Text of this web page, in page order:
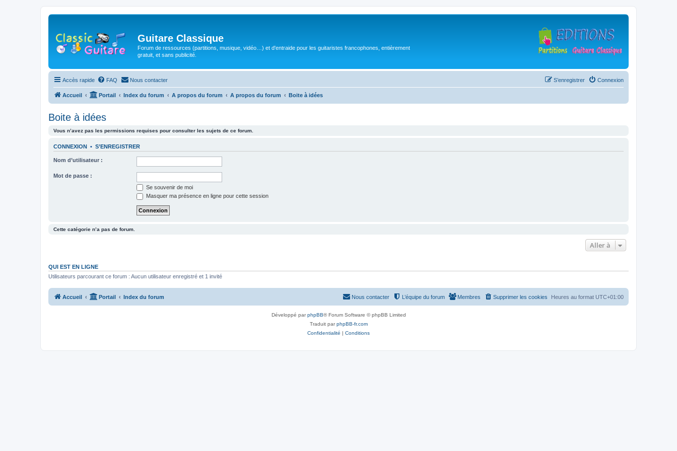
Guitare Classique
Forum de ressources (partitions, musique, vidéo…) et d'entraide pour les guitaristes francophones, entièrement
gratuit, et sans publicité.
Accès rapide FAQ Nous contacter Connexion
S’enregistrer
Accueil Portail Index du forum A propos du forum A propos du forum Boite à idées
Boite à idées
Vous n’avez pas les permissions requises pour consulter les sujets de ce forum.
CONNEXION • S’ENREGISTRER
Nom d’utilisateur :
Mot de passe :
Se souvenir de moi
Masquer ma présence en ligne pour cette session
Cette catégorie n’a pas de forum.
Aller à
QUI EST EN LIGNE
Utilisateurs parcourant ce forum : Aucun utilisateur enregistré et 1 invité
Accueil Portail Index du forum Heures au format UTC+01:00
Supprimer les cookies
Membres
L’équipe du forum
Nous contacter
Développé parphpBB® Forum Software © phpBB Limited
Traduit parphpBB-fr.com
Confidentialité | Conditions